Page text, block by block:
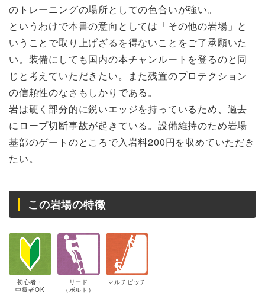
のトレーニングの場所としての色合いが強い。
というわけで本書の意向としては「その他の岩場」と
いうことで取り上げざるを得ないことをご了承願いた
い。装備にしても国内の本チャンルートを登るのと同
じと考えていただきたい。また残置のプロテクション
の信頼性のなさもしかりである。
岩は硬く部分的に鋭いエッジを持っているため、過去
にロープ切断事故が起きている。設備維持のため岩場
基部のゲートのところで入岩料200円を収めていただき
たい。
この岩場の特徴
初心者・
中級者OK
リード
（ボルト）
マルチピッチ